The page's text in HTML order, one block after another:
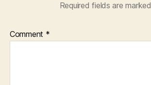
Required fields are marked
Comment *